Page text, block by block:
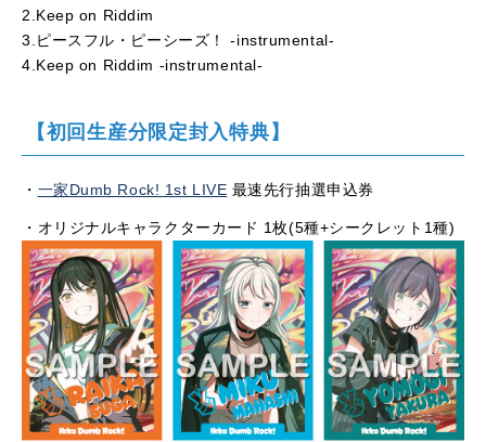
2.Keep on Riddim
3.ピースフル・ピーシーズ！ -instrumental-
4.Keep on Riddim -instrumental-
【初回生産分限定封入特典】
・ 一家Dumb Rock! 1st LIVE 最速先行抽選申込券
・オリジナルキャラクターカード 1枚(5種+シークレット1種)